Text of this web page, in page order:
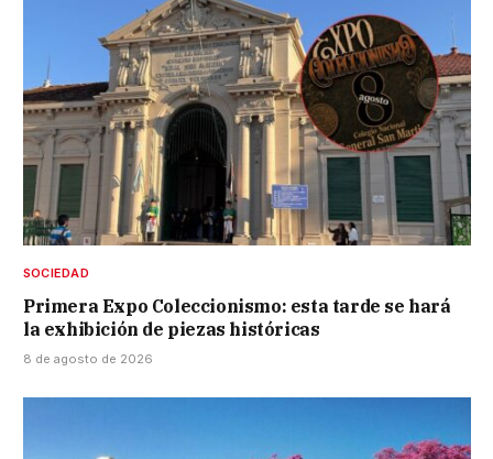
SOCIEDAD
Primera Expo Coleccionismo: esta tarde se hará
la exhibición de piezas históricas
8 de agosto de 2026